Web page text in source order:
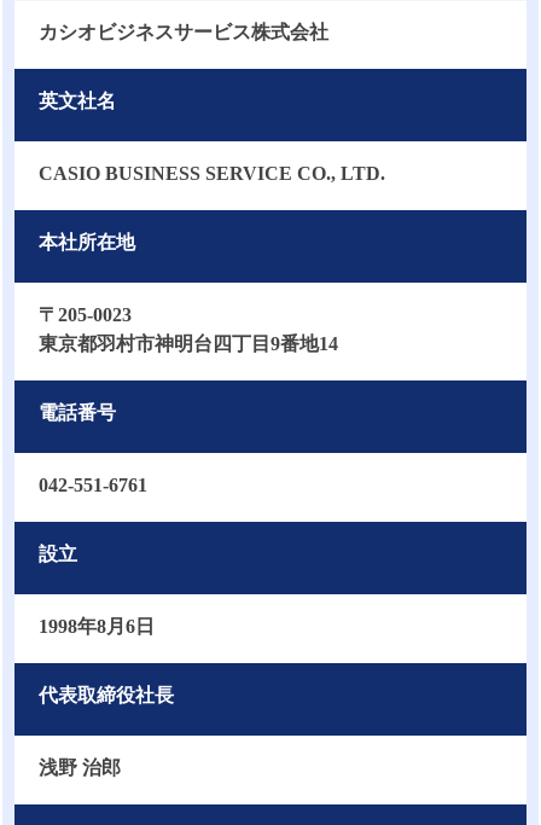
カシオビジネスサービス株式会社
英文社名
CASIO BUSINESS SERVICE CO., LTD.
本社所在地
〒205-0023
東京都羽村市神明台四丁目9番地14
電話番号
042-551-6761
設立
1998年8月6日
代表取締役社長
浅野 治郎